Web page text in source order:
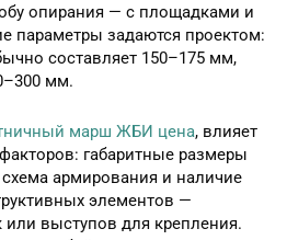
опирания — с площадками и
параметры задаются проектом:
составляет 150–175 мм,
мм.
марш ЖБИ цена, влияет
габаритные размеры
схема армирования и наличие
элементов —
выступов для крепления.